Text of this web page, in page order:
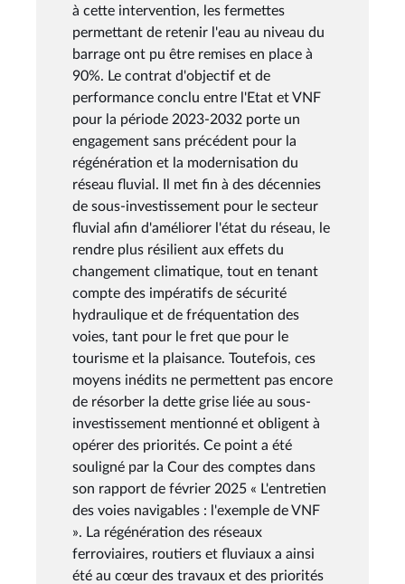
à cette intervention, les fermettes
permettant de retenir l'eau au niveau du
barrage ont pu être remises en place à
90%. Le contrat d'objectif et de
performance conclu entre l'Etat et VNF
pour la période 2023-2032 porte un
engagement sans précédent pour la
régénération et la modernisation du
réseau fluvial. Il met fin à des décennies
de sous-investissement pour le secteur
fluvial afin d'améliorer l'état du réseau, le
rendre plus résilient aux effets du
changement climatique, tout en tenant
compte des impératifs de sécurité
hydraulique et de fréquentation des
voies, tant pour le fret que pour le
tourisme et la plaisance. Toutefois, ces
moyens inédits ne permettent pas encore
de résorber la dette grise liée au sous-
investissement mentionné et obligent à
opérer des priorités. Ce point a été
souligné par la Cour des comptes dans
son rapport de février 2025 « L'entretien
des voies navigables : l'exemple de VNF
». La régénération des réseaux
ferroviaires, routiers et fluviaux a ainsi
été au cœur des travaux et des priorités